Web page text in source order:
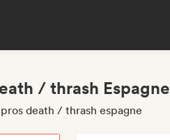
/ thrash Espagne
death / thrash espagne